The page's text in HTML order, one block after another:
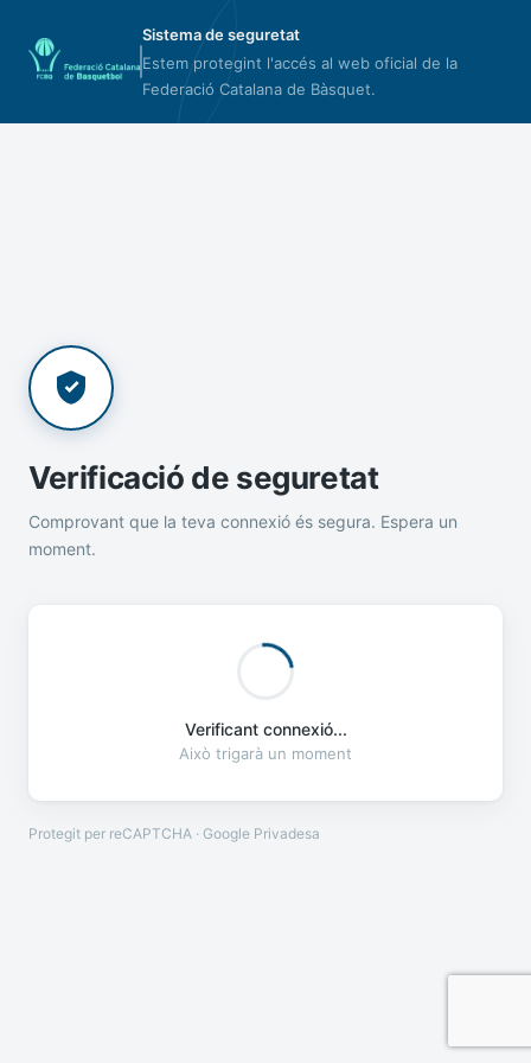
Sistema de seguretat
Estem protegint l'accés al web oficial de la
Federació Catalana de Bàsquet.
Verificació de seguretat
Comprovant que la teva connexió és segura. Espera un
moment.
Verificant connexió...
Això trigarà un moment
Protegit per reCAPTCHA · Google Privadesa